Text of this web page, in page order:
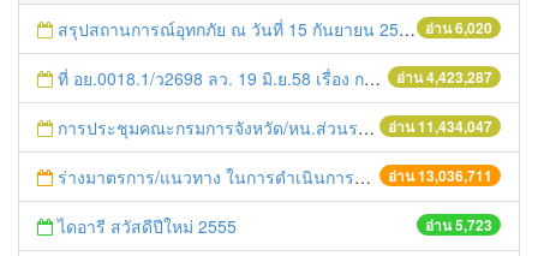
อ่าน 6,020
สรุปสถานการณ์อุทกภัย ณ วันที่ 15 กันยายน 2557
อ่าน 4,423,287
ที่ อย.0018.1/ว2698 ลว. 19 มิ.ย.58 เรื่อง การแก้ไขปัญหาหนี้สินให้แก่เกษตรกร
อ่าน 11,434,047
การประชุมคณะกรมการจังหวัด/หน.ส่วนราชการประจำเดือน มิถุนายน 2558
อ่าน 13,036,711
ร่างมาตรการ/แนวทาง ในการดำเนินการประกอบการตรวจราชการแบบบูรณาการ
อ่าน 5,723
ไดอารี สวัสดีปีใหม่ 2555